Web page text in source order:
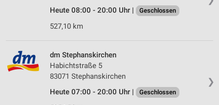
Heute 08:00 - 20:00 Uhr | Geschlossen
527,10 km
❯
dm Stephanskirchen
Habichtstraße 5
83071 Stephanskirchen
Heute 07:00 - 20:00 Uhr |
Geschlossen